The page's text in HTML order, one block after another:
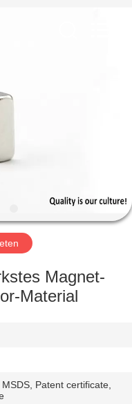
Magnet-
Material
Patent certificate,